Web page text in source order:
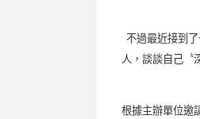
不過最近接到
人，談談自己〝
根據主辦單位邀